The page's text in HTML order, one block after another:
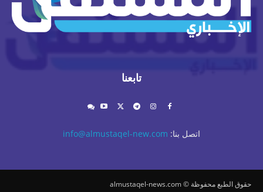
تابعنا
اتصل بنا: info@almustaqel-new.com
حقوق الطبع محفوظة © almustaqel-news.com